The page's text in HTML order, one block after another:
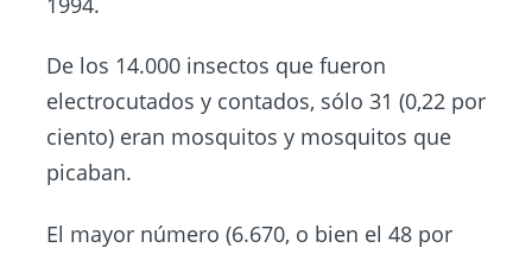
De los 14.000 insectos que fueron
electrocutados y contados, sólo 31 (0,22 por
ciento) eran mosquitos y mosquitos que
picaban.
El mayor número (6.670, o bien el 48 por